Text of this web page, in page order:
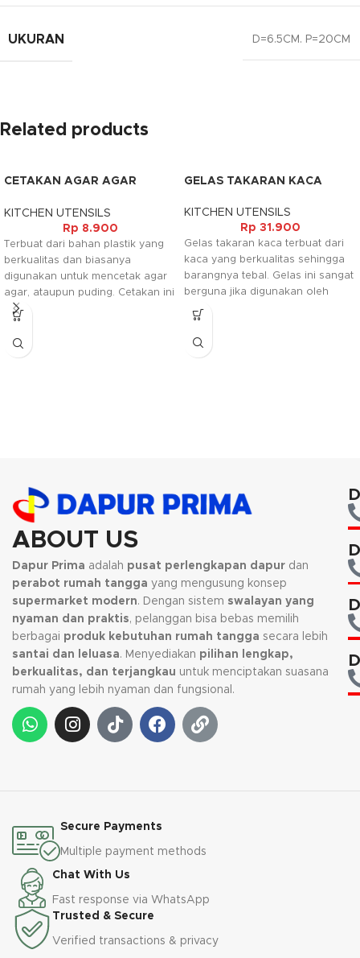
UKURAN D=6.5CM. P=20CM
Related products
CETAKAN AGAR AGAR
KITCHEN UTENSILS
Rp 8.900
Terbuat dari bahan plastik yang
berkualitas dan biasanya
digunakan untuk mencetak agar
agar, ataupun puding. Cetakan ini
aman digunakan dan mudah
untuk dibersihkan.
GELAS TAKARAN KACA
KITCHEN UTENSILS
Rp 31.900
Gelas takaran kaca terbuat dari
kaca yang berkualitas sehingga
barangnya tebal. Gelas ini sangat
berguna jika digunakan oleh
bartender agar memudahkan
untuk mentakar mnuman.
ABOUT US
Dapur Prima adalah pusat perlengkapan dapur dan
perabot rumah tangga yang mengusung konsep
supermarket modern. Dengan sistem swalayan yang
nyaman dan praktis, pelanggan bisa bebas memilih
berbagai produk kebutuhan rumah tangga secara lebih
santai dan leluasa. Menyediakan pilihan lengkap,
berkualitas, dan terjangkau untuk menciptakan suasana
rumah yang lebih nyaman dan fungsional.
Secure Payments
Multiple payment methods
Chat With Us
Fast response via WhatsApp
Trusted & Secure
Verified transactions & privacy